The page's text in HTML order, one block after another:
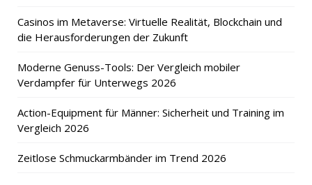
Casinos im Metaverse: Virtuelle Realität, Blockchain und
die Herausforderungen der Zukunft
Moderne Genuss-Tools: Der Vergleich mobiler
Verdampfer für Unterwegs 2026
Action-Equipment für Männer: Sicherheit und Training im
Vergleich 2026
Zeitlose Schmuckarmbänder im Trend 2026